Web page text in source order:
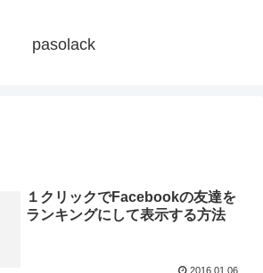
pasolack
１クリックでFacebookの友達を
ランキングにして表示する方法
2016.01.06